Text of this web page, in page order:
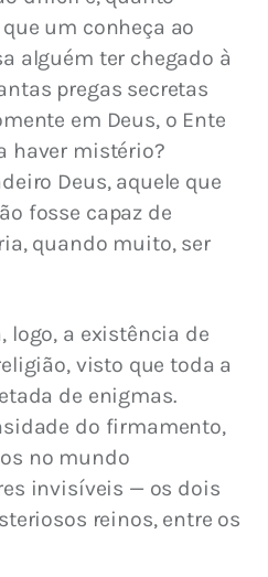
um conheça ao
alguém ter chegado à
pregas secretas
em Deus, o Ente
haver mistério?
Deus, aquele que
fosse capaz de
quando muito, ser
logo, a existência de
visto que toda a
de enigmas.
do firmamento,
no mundo
invisíveis — os dois
reinos, entre os